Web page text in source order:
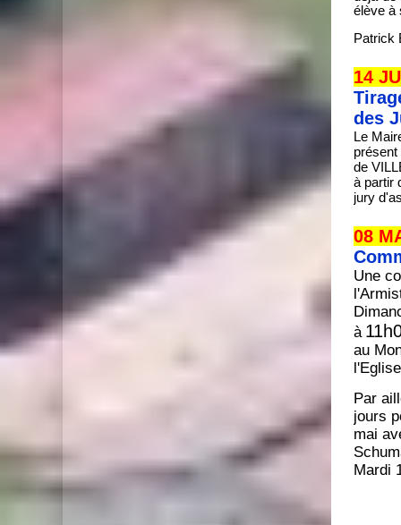
élève à
Patrick
14
des
Le
de
à partir
jury
08
Une
à
au
l'Eglise
Par
jours
mai
Mardi